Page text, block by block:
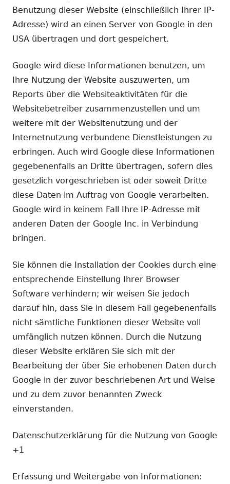
Benutzung dieser Website (einschließlich Ihrer IP-
Adresse) wird an einen Server von Google in den
USA übertragen und dort gespeichert.
Google wird diese Informationen benutzen, um
Ihre Nutzung der Website auszuwerten, um
Reports über die Websiteaktivitäten für die
Websitebetreiber zusammenzustellen und um
weitere mit der Websitenutzung und der
Internetnutzung verbundene Dienstleistungen zu
erbringen. Auch wird Google diese Informationen
gegebenenfalls an Dritte übertragen, sofern dies
gesetzlich vorgeschrieben ist oder soweit Dritte
diese Daten im Auftrag von Google verarbeiten.
Google wird in keinem Fall Ihre IP-Adresse mit
anderen Daten der Google Inc. in Verbindung
bringen.
Sie können die Installation der Cookies durch eine
entsprechende Einstellung Ihrer Browser
Software verhindern; wir weisen Sie jedoch
darauf hin, dass Sie in diesem Fall gegebenenfalls
nicht sämtliche Funktionen dieser Website voll
umfänglich nutzen können. Durch die Nutzung
dieser Website erklären Sie sich mit der
Bearbeitung der über Sie erhobenen Daten durch
Google in der zuvor beschriebenen Art und Weise
und zu dem zuvor benannten Zweck
einverstanden.
Datenschutzerklärung für die Nutzung von Google
+1
Erfassung und Weitergabe von Informationen: